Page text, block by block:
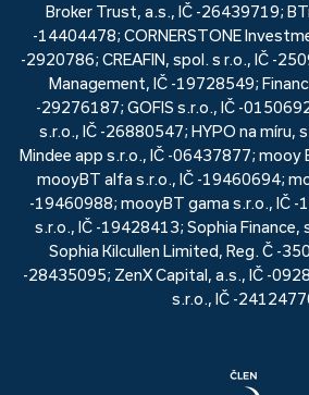
Broker Trust, a.s., IČ -26439719;
-14404478; CORNERSTONE
-2920786; CREAFIN, spol. s r.o., IČ -
Management, IČ -19728549;
-29276187; GOFIS s.r.o., IČ -
s.r.o., IČ -26880547; HYPO na míru,
Mindee app s.r.o., IČ -06437877;
mooyBT alfa s.r.o., IČ -19460694;
-19460988; mooyBT gama s.r.o., IČ
s.r.o., IČ -19428413; Sophia Finance,
Sophia Kilcullen Limited, Reg. Č -
-28435095; ZenX Capital, a.s., IČ -
s.r.o., IČ -